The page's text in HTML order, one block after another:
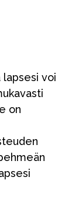
lapsesi voi
on